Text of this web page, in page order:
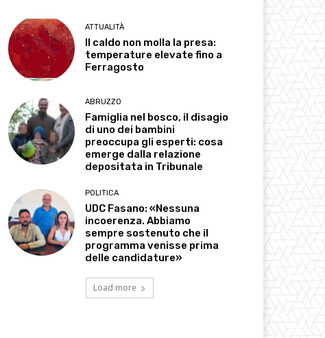
ATTUALITÀ
Il caldo non molla la presa:
temperature elevate fino a
Ferragosto
ABRUZZO
Famiglia nel bosco, il disagio
di uno dei bambini
preoccupa gli esperti: cosa
emerge dalla relazione
depositata in Tribunale
POLITICA
UDC Fasano: «Nessuna
incoerenza. Abbiamo
sempre sostenuto che il
programma venisse prima
delle candidature»
Load more